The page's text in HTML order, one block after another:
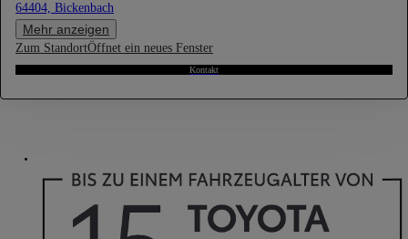
64404, Bickenbach
Mehr anzeigen
Kontakt
Zum StandortÖffnet ein neues Fenster